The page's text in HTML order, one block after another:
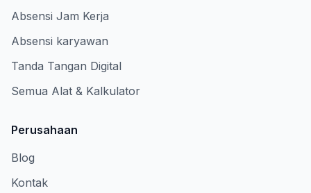
Absensi Jam Kerja
Absensi karyawan
Tanda Tangan Digital
Semua Alat & Kalkulator
Perusahaan
Blog
Kontak